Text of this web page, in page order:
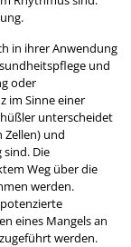
in ihrer Anwendung
und
oder
im Sinne einer
unterscheidet
und
Die
Weg über die
werden.
eines Mangels an
werden.